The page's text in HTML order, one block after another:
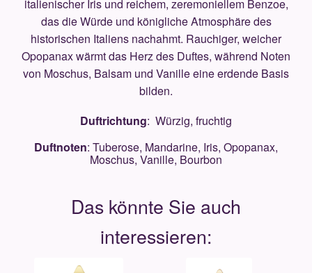
italienischer Iris und reichem, zeremoniellem Benzoe,
das die Würde und königliche Atmosphäre des
historischen Italiens nachahmt. Rauchiger, weicher
Opopanax wärmt das Herz des Duftes, während Noten
von Moschus, Balsam und Vanille eine erdende Basis
bilden.
Duftrichtung: Würzig, fruchtig
Duftnoten: Tuberose, Mandarine, Iris, Opopanax,
Moschus, Vanille, Bourbon